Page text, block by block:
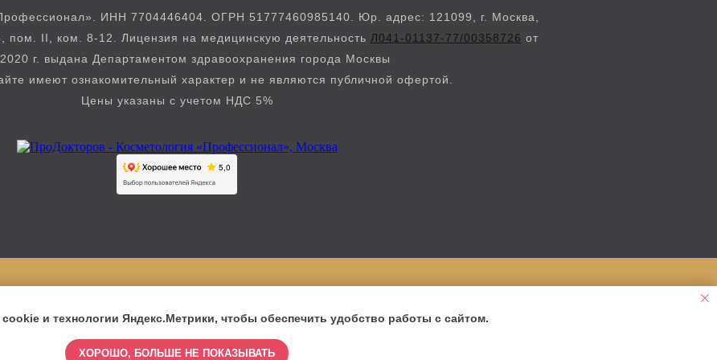
ИНН 7704446404. ОГРН 51777460985140. Юр. адрес: 121099, г. Москва,
пом. II, ком. 8-12. Лицензия на медицинскую деятельность Л041-01137-77/00358726 от
г. выдана Департаментом здравоохранения города Москвы
имеют ознакомительный характер и не являются публичной офертой.
Цены указаны с учетом НДС 5%
и технологии Яндекс.Метрики, чтобы обеспечить удобство работы с сайтом.
ХОРОШО, БОЛЬШЕ НЕ ПОКАЗЫВАТЬ